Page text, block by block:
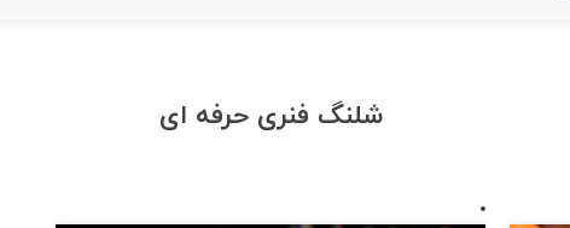
شلنگ فنری حرفه ای